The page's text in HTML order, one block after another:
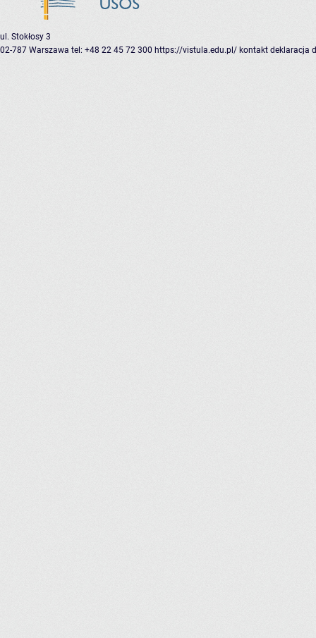
ul. Stokłosy 3
02-787 Warszawa tel: +48 22 45 72 300 https://vistula.edu.pl/ kontakt deklaracja